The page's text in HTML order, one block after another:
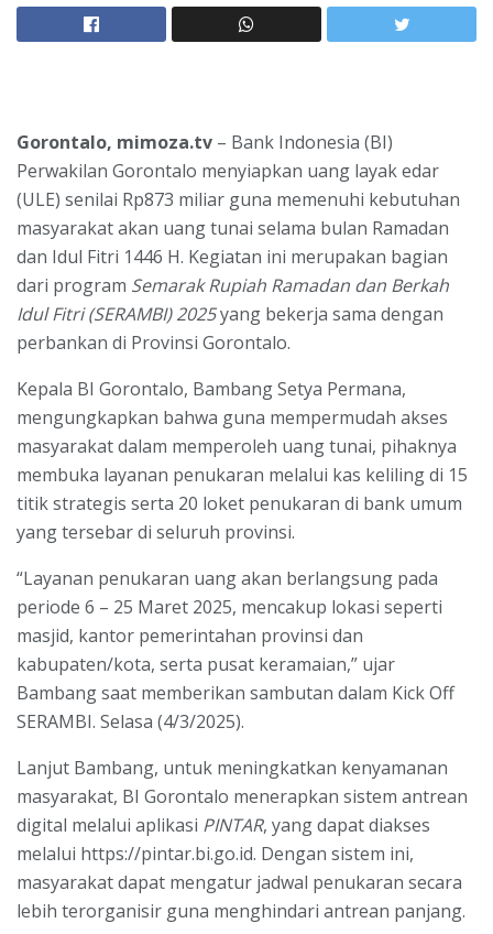
Gorontalo, mimoza.tv – Bank Indonesia (BI)
Perwakilan Gorontalo menyiapkan uang layak edar
(ULE) senilai Rp873 miliar guna memenuhi kebutuhan
masyarakat akan uang tunai selama bulan Ramadan
dan Idul Fitri 1446 H. Kegiatan ini merupakan bagian
dari program Semarak Rupiah Ramadan dan Berkah
Idul Fitri (SERAMBI) 2025yang bekerja sama dengan
perbankan di Provinsi Gorontalo.
Kepala BI Gorontalo, Bambang Setya Permana,
mengungkapkan bahwa guna mempermudah akses
masyarakat dalam memperoleh uang tunai, pihaknya
membuka layanan penukaran melalui kas keliling di 15
titik strategis serta 20 loket penukaran di bank umum
yang tersebar di seluruh provinsi.
“Layanan penukaran uang akan berlangsung pada
periode 6 – 25 Maret 2025, mencakup lokasi seperti
masjid, kantor pemerintahan provinsi dan
kabupaten/kota, serta pusat keramaian,” ujar
Bambang saat memberikan sambutan dalam Kick Off
SERAMBI. Selasa (4/3/2025).
Lanjut Bambang, untuk meningkatkan kenyamanan
masyarakat, BI Gorontalo menerapkan sistem antrean
digital melalui aplikasi PINTAR, yang dapat diakses
melalui https://pintar.bi.go.id. Dengan sistem ini,
masyarakat dapat mengatur jadwal penukaran secara
lebih terorganisir guna menghindari antrean panjang.